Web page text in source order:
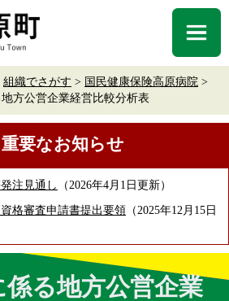
ニ
ュ
ー
組織でさがす > 国民健康保険高原病院 >
方公営企業経営比較分析表
重要なお知らせ
注見通し 2026年4月1日更新
格審査申請書提出要領
2025年12月15日
る地方公営企業